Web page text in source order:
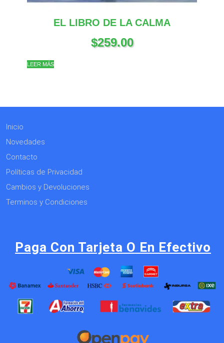
EL LIBRO DE LA CALMA
$259.00
LEER MÁS
Inicio
Novedades
Contacto
Políticas de Privacidad
Cambios y Devoluciones
Terminos y Condiciones
Paga Con Tarjeta O En Efectivo